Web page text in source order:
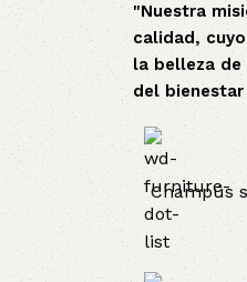
"Nuestra
calidad,
la belleza
del
Champús